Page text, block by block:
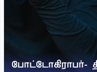
போட்டோகிராபர்-